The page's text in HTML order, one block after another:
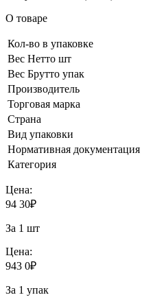
О товаре
Кол-во в упаковке
Вес Нетто шт
Вес Брутто упак
Производитель
Торговая марка
Страна
Вид упаковки
Нормативная документация
Категория
Цена:
94 30₽
За 1 шт
Цена:
943 0₽
За 1 упак